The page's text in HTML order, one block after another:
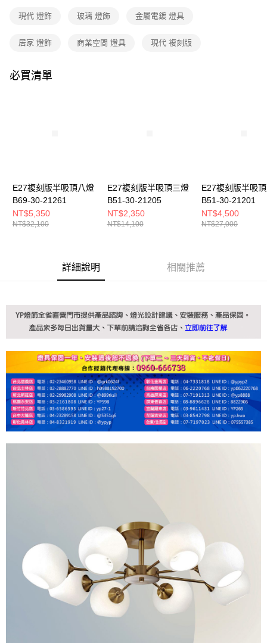
※ 請注意：結帳手續完成當下不需立刻繳費，但若您需要取消訂單，請聯絡
※ 交易是否成功請以「AFTEE先享後付 」之結帳頁面顯示為準，若有關於
４．使用「AFTEE先享後付」時，將依據個別帳號之用戶狀況，依本公司即
時審查核予不同之上限額度；若仍有額度不足之情形，本公司將視審查結果
５．嚴禁一人註冊多個帳號或使用他人資訊註冊。若發現惡意使用之情形，
恩沛科技股份有限公司將有權停止該用戶之使用額度並採取法律行動。
現代 燈飾 玻璃 燈飾 金屬電鍍 燈具
居家 燈飾 商業空間 燈具 現代 複刻版
必買清單
E27複刻版半吸頂八燈
B69-30-21261
NT$5,350
NT$32,100
E27複刻版半吸頂三燈
B51-30-21205
NT$2,350
NT$14,100
E27複刻版半吸
B51-30-21201
NT$4,500
NT$27,000
詳細說明 相關推薦